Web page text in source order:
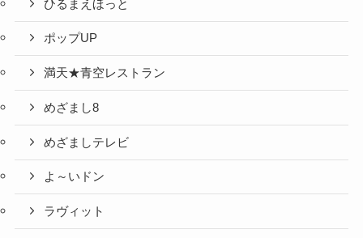
ひるまえほっと
ポップUP
満天★青空レストラン
めざまし8
めざましテレビ
よ～いドン
ラヴィット